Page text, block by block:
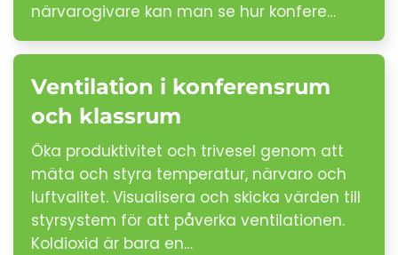
närvarogivare kan man se hur konfere…
Ventilation i konferensrum
och klassrum
Öka produktivitet och trivesel genom att
mäta och styra temperatur, närvaro och
luftvalitet. Visualisera och skicka värden till
styrsystem för att påverka ventilationen.
Koldioxid är bara en…